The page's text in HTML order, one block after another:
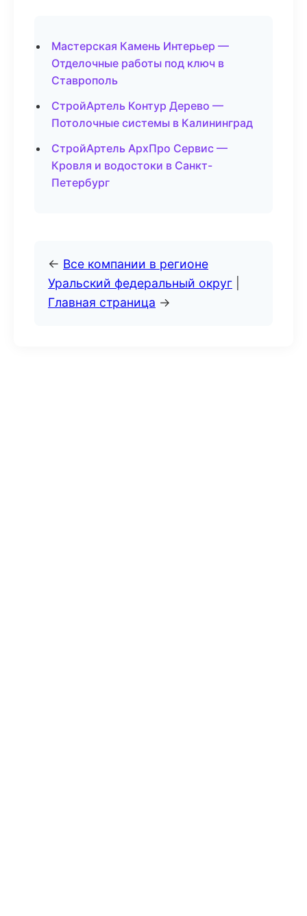
Мастерская Камень Интерьер —
Отделочные работы под ключ в
Ставрополь
СтройАртель Контур Дерево —
Потолочные системы в Калининград
СтройАртель АрхПро Сервис —
Кровля и водостоки в Санкт-
Петербург
← Все компании в регионе
Уральский федеральный округ
Главная страница →